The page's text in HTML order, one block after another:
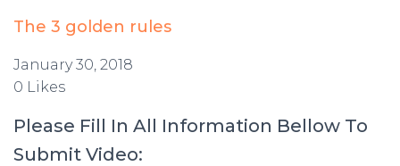
The 3 golden rules
January 30, 2018
0 Likes
Please Fill In All Information Bellow To
Submit Video: